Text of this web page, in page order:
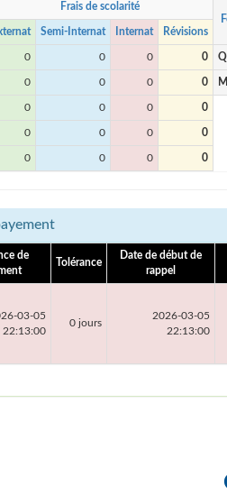
Frais de scolarité
Semi-Internat Internat Révisions
0 0 0 0
0 0 0 0
0 0 0 0
0 0 0 0
0 0 0 0
de
Tolérance
Date de début de
rappel
03-05
22:13:00
0 jours
2026-03-05
22:13:00